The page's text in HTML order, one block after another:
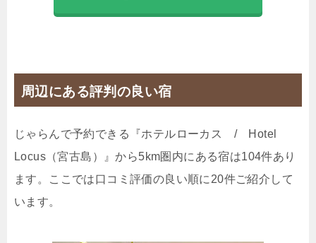
ダブル 🍴食事なし IN15:00- OUT-13:00
禁煙ルーム
スタンダードダブル
周辺にある評判の良い宿
じゃらんで予約できる『ホテルローカス / Hotel
Locus（宮古島）』から5km圏内にある宿は104件あり
ます。ここでは口コミ評価の良い順に20件ご紹介して
います。